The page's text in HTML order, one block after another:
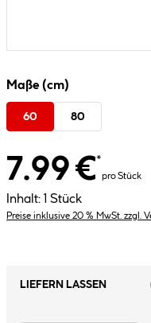
Maße (cm)
60 80
7.99 €*
pro Stück
Inhalt: 1 Stück
Preise inklusive 20 % MwSt. zzgl.
LIEFERN LASSEN